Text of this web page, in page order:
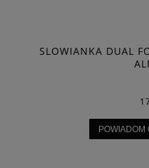
SLOWIANKA DUAL
POWIADOM